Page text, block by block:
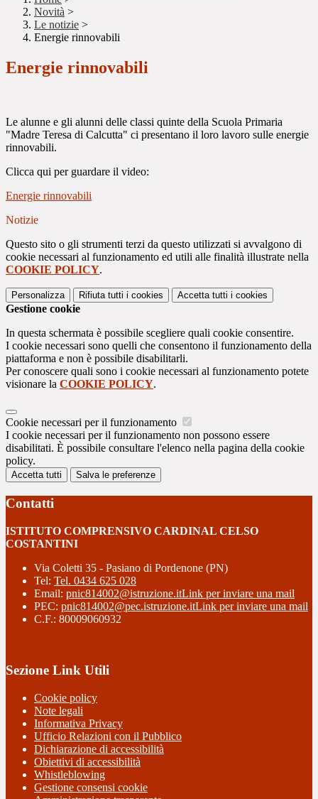
Novità >
Le notizie >
Energie rinnovabili
Energie rinnovabili
Le alunne e gli alunni delle classi quinte della Scuola Primaria
"Madre Teresa di Calcutta" ci presentano il loro lavoro sulle energie
rinnovabili.
Clicca qui per guardare il video:
Energie rinnovabili
Notizie
Questo sito o gli strumenti terzi da questo utilizzati si avvalgono di
cookie necessari al funzionamento ed utili alle finalità illustrate nella
COOKIE POLICY.
Personalizza Rifiuta tutti i cookies Accetta tutti i cookies
Gestione cookie
In questa schermata è possibile scegliere quali cookie consentire.
I cookie necessari sono quelli che consentono il funzionamento della
piattaforma e non è possibile disabilitarli.
Per conoscere quali sono i cookie necessari al funzionamento potete
visionare la COOKIE POLICY.
Cookie necessari per il funzionamento
I cookie necessari per il funzionamento non possono essere
disabilitati. È possibile consultare l'elenco nella pagina della cookie
policy.
Accetta tutti Salva le preferenze
Contatti
ISTITUTO COMPRENSIVO CARDINAL CELSO
COSTANTINI
Via Coletti 35 - Pasiano di Pordenone (PN)
Tel: Tel. 0434 625 028
Email: pnic814002@istruzione.itLink per inviare una mail
PEC: pnic814002@pec.istruzione.itLink per inviare una mail
C.F.: 80009060932
Sezione Link Utili
Cookie policy
Note legali
Informativa Privacy
Ufficio Relazioni con il Pubblico
Dichiarazione di accessibilità
Obiettivi di accessibilità
Whistleblowing
Gestione consensi cookie